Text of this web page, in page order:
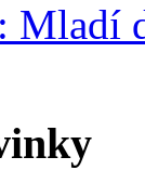
Mladí